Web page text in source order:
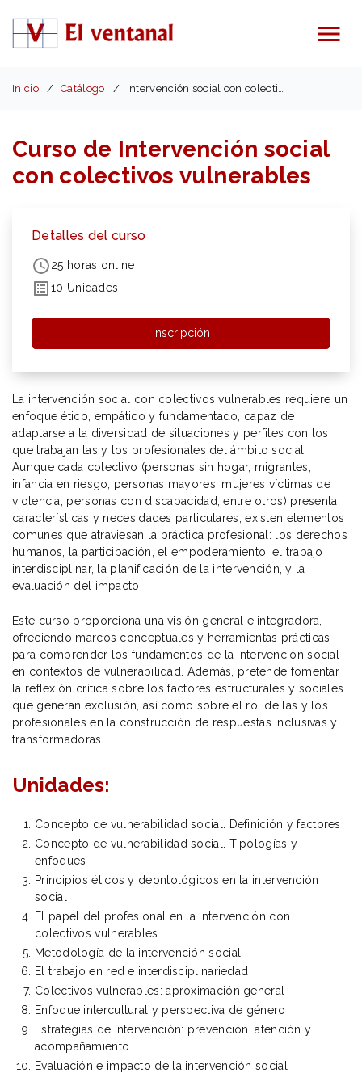
Menú
Inicio Catálogo Intervención social con colectivos vulnerables
Curso de Intervención social
con colectivos vulnerables
Detalles del curso
25 horas online
10 Unidades
Inscripción
La intervención social con colectivos vulnerables requiere un
enfoque ético, empático y fundamentado, capaz de
adaptarse a la diversidad de situaciones y perfiles con los
que trabajan las y los profesionales del ámbito social.
Aunque cada colectivo (personas sin hogar, migrantes,
infancia en riesgo, personas mayores, mujeres víctimas de
violencia, personas con discapacidad, entre otros) presenta
características y necesidades particulares, existen elementos
comunes que atraviesan la práctica profesional: los derechos
humanos, la participación, el empoderamiento, el trabajo
interdisciplinar, la planificación de la intervención, y la
evaluación del impacto.
Este curso proporciona una visión general e integradora,
ofreciendo marcos conceptuales y herramientas prácticas
para comprender los fundamentos de la intervención social
en contextos de vulnerabilidad. Además, pretende fomentar
la reflexión crítica sobre los factores estructurales y sociales
que generan exclusión, así como sobre el rol de las y los
profesionales en la construcción de respuestas inclusivas y
transformadoras.
Unidades:
Concepto de vulnerabilidad social. Definición y factores
Concepto de vulnerabilidad social. Tipologías y
enfoques
Principios éticos y deontológicos en la intervención
social
El papel del profesional en la intervención con
colectivos vulnerables
Metodología de la intervención social
El trabajo en red e interdisciplinariedad
Colectivos vulnerables: aproximación general
Enfoque intercultural y perspectiva de género
Estrategias de intervención: prevención, atención y
acompañamiento
Evaluación e impacto de la intervención social